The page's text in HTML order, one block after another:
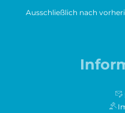
Ausschließlich nach